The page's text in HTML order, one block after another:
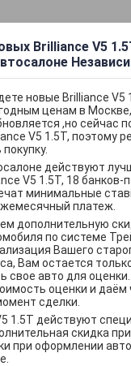
Brilliance V5
новые Brilliance V5
ценам в
,но сейчас
V5 1.5T, поэтому
действуют
V5 1.5T, 18 банков-
минимальные
платеж.
дополнительную
по системе
Вашего
Вам остается
свое авто для
оценки и даём
сделки.
1.5T действуют
скидка
при оформлении